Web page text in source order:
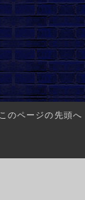
このページの先頭へ